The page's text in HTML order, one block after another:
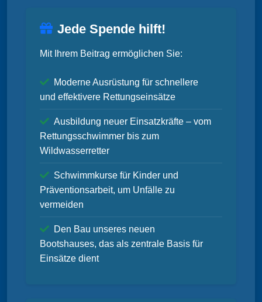
Jede Spende hilft!
Mit Ihrem Beitrag ermöglichen Sie:
Moderne Ausrüstung für schnellere
und effektivere Rettungseinsätze
Ausbildung neuer Einsatzkräfte – vom
Rettungsschwimmer bis zum
Wildwasserretter
Schwimmkurse für Kinder und
Präventionsarbeit, um Unfälle zu
vermeiden
Den Bau unseres neuen
Bootshauses, das als zentrale Basis für
Einsätze dient